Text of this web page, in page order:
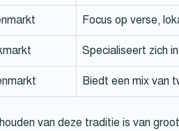
Focus op verse,
Specialiseert zich
Biedt een mix van
van deze traditie is van